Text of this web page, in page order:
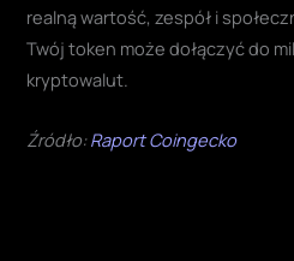
realną wartość, zespół i
Twój token może dołączyć do
kryptowalut.
Źródło:Raport Coingecko